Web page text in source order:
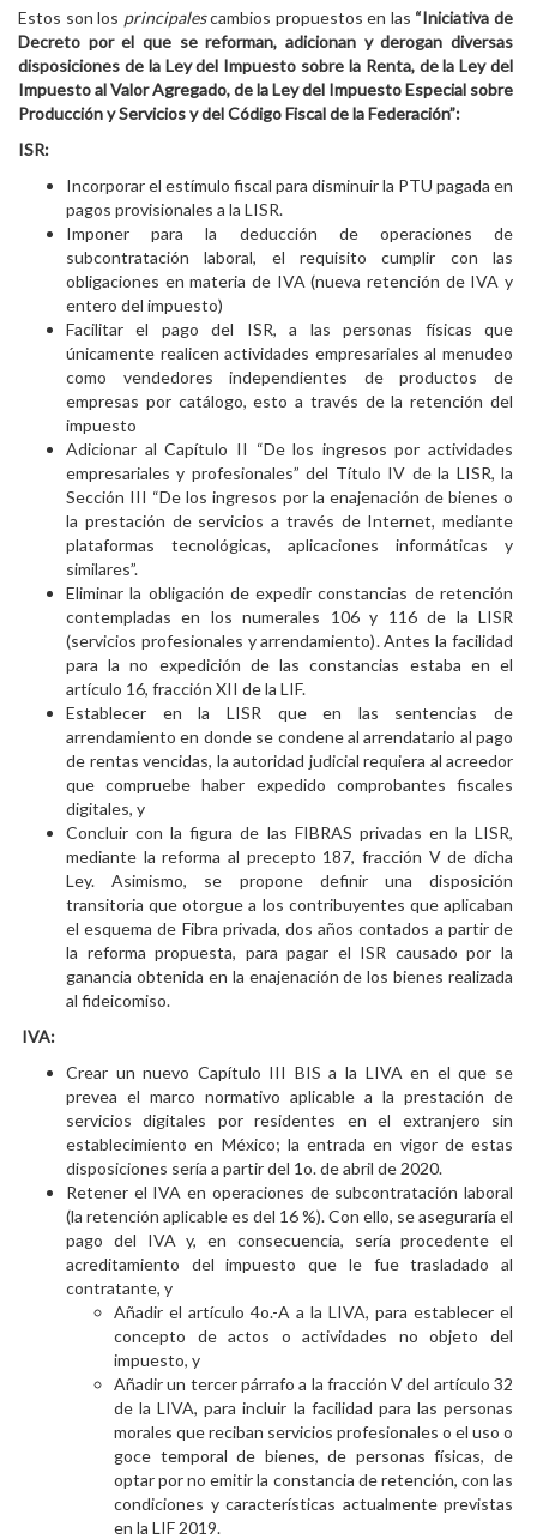
Estos son los principalescambios propuestos en las “Iniciativa de
Decreto por el que se reforman, adicionan y derogan diversas
disposiciones de la Ley del Impuesto sobre la Renta, de la Ley del
Impuesto al Valor Agregado, de la Ley del Impuesto Especial sobre
Producción y Servicios y del Código Fiscal de la Federación”:
ISR:
Incorporar el estímulo fiscal para disminuir la PTU pagada en
pagos provisionales a la LISR.
Imponer para la deducción de operaciones de
subcontratación laboral, el requisito cumplir con las
obligaciones en materia de IVA (nueva retención de IVA y
entero del impuesto)
Facilitar el pago del ISR, a las personas físicas que
únicamente realicen actividades empresariales al menudeo
como vendedores independientes de productos de
empresas por catálogo, esto a través de la retención del
impuesto
Adicionar al Capítulo II “De los ingresos por actividades
empresariales y profesionales” del Título IV de la LISR, la
Sección III “De los ingresos por la enajenación de bienes o
la prestación de servicios a través de Internet, mediante
plataformas tecnológicas, aplicaciones informáticas y
similares”.
Eliminar la obligación de expedir constancias de retención
contempladas en los numerales 106 y 116 de la LISR
(servicios profesionales y arrendamiento). Antes la facilidad
para la no expedición de las constancias estaba en el
artículo 16, fracción XII de la LIF.
Establecer en la LISR que en las sentencias de
arrendamiento en donde se condene al arrendatario al pago
de rentas vencidas, la autoridad judicial requiera al acreedor
que compruebe haber expedido comprobantes fiscales
digitales, y
Concluir con la figura de las FIBRAS privadas en la LISR,
mediante la reforma al precepto 187, fracción V de dicha
Ley. Asimismo, se propone definir una disposición
transitoria que otorgue a los contribuyentes que aplicaban
el esquema de Fibra privada, dos años contados a partir de
la reforma propuesta, para pagar el ISR causado por la
ganancia obtenida en la enajenación de los bienes realizada
al fideicomiso.
IVA:
Crear un nuevo Capítulo III BIS a la LIVA en el que se
prevea el marco normativo aplicable a la prestación de
servicios digitales por residentes en el extranjero sin
establecimiento en México; la entrada en vigor de estas
disposiciones sería a partir del 1o. de abril de 2020.
Retener el IVA en operaciones de subcontratación laboral
(la retención aplicable es del 16 %). Con ello, se aseguraría el
pago del IVA y, en consecuencia, sería procedente el
acreditamiento del impuesto que le fue trasladado al
contratante, y
Añadir el artículo 4o.-A a la LIVA, para establecer el
concepto de actos o actividades no objeto del
impuesto, y
Añadir un tercer párrafo a la fracción V del artículo 32
de la LIVA, para incluir la facilidad para las personas
morales que reciban servicios profesionales o el uso o
goce temporal de bienes, de personas físicas, de
optar por no emitir la constancia de retención, con las
condiciones y características actualmente previstas
en la LIF 2019.